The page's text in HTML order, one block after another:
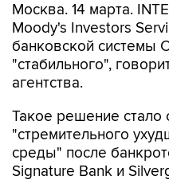
Москва. 14 марта.
Moody's Investors
банковской системы
"стабильного",
агентства.
Такое решение стало
"стремительного
среды" после
Signature Bank и